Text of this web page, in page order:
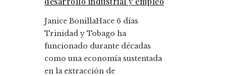
Janice BonillaHace 6 días
Trinidad y Tobago ha
funcionado durante décadas
como una economía sustentada
en la extracción de